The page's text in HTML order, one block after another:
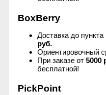
Healthberry
Anny Rey
BoxBerry
Доставка до
руб.
Ориентировочный
При заказе от 5000
бесплатной!
PickPoint